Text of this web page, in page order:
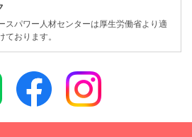
スパワー人材センターは厚生労働省より適
ております。